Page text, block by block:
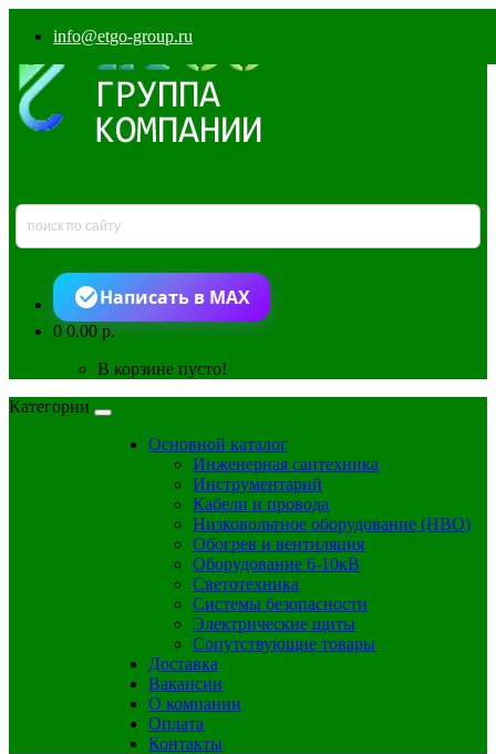
info@etgo-group.ru
Написать в MAX
00.00 р.
В корзине пусто!
Категории
Основной каталог
Инженерная сантехника
Инструментарий
Кабели и провода
Низковольтное оборудование (НВО)
Обогрев и вентиляция
Оборудование 6-10кВ
Светотехника
Системы безопасности
Электрические щиты
Сопутствующие товары
Доставка
Вакансии
О компании
Оплата
Контакты